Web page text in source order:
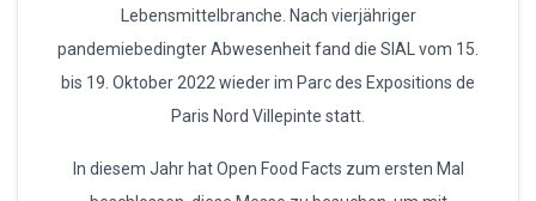
Lebensmittelbranche. Nach vierjähriger
pandemiebedingter Abwesenheit fand die SIAL vom 15.
bis 19. Oktober 2022 wieder im Parc des Expositions de
Paris Nord Villepinte statt.
In diesem Jahr hat Open Food Facts zum ersten Mal